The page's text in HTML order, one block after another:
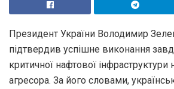
Президент України Володимир
підтвердив успішне виконання
критичної нафтової інфраструктури
агресора. За його словами,